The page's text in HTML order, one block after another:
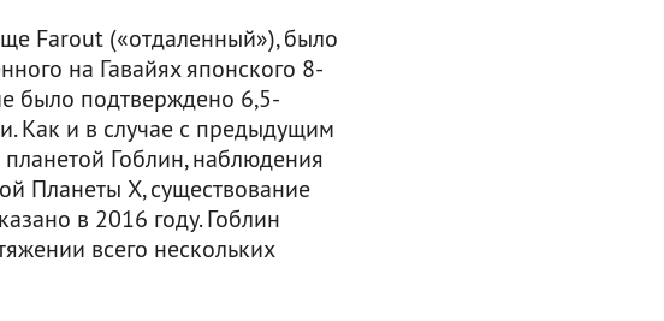
Farout («отдаленный»), было
на Гавайях японского 8-
было подтверждено 6,5-
Как и в случае с предыдущим
Гоблин, наблюдения
Планеты X, существование
в 2016 году. Гоблин
всего нескольких